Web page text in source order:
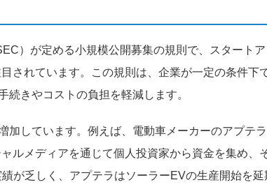
）が定める小規模公開募集の規則で、スタート
されています。この規則は、企業が一定の条件下
きやコストの負担を軽減します。
加しています。例えば、電動車メーカーのアプテ
ルメディアを通じて個人投資家から資金を集め、
が乏しく、アプテラはソーラーEVの生産開始を延